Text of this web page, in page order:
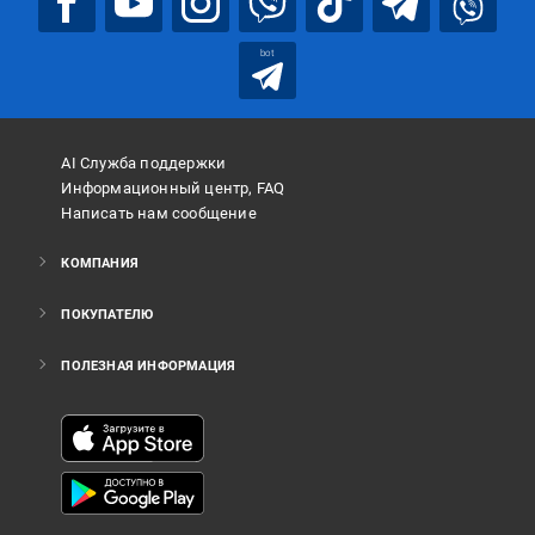
bot
AI Служба поддержки
Информационный центр, FAQ
Написать нам сообщение
КОМПАНИЯ
ПОКУПАТЕЛЮ
ПОЛЕЗНАЯ ИНФОРМАЦИЯ